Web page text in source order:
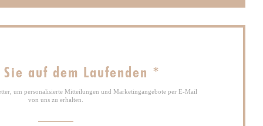
auf dem Laufenden *
um personalisierte Mitteilungen und Marketingangebote per E-Mail
von uns zu erhalten.